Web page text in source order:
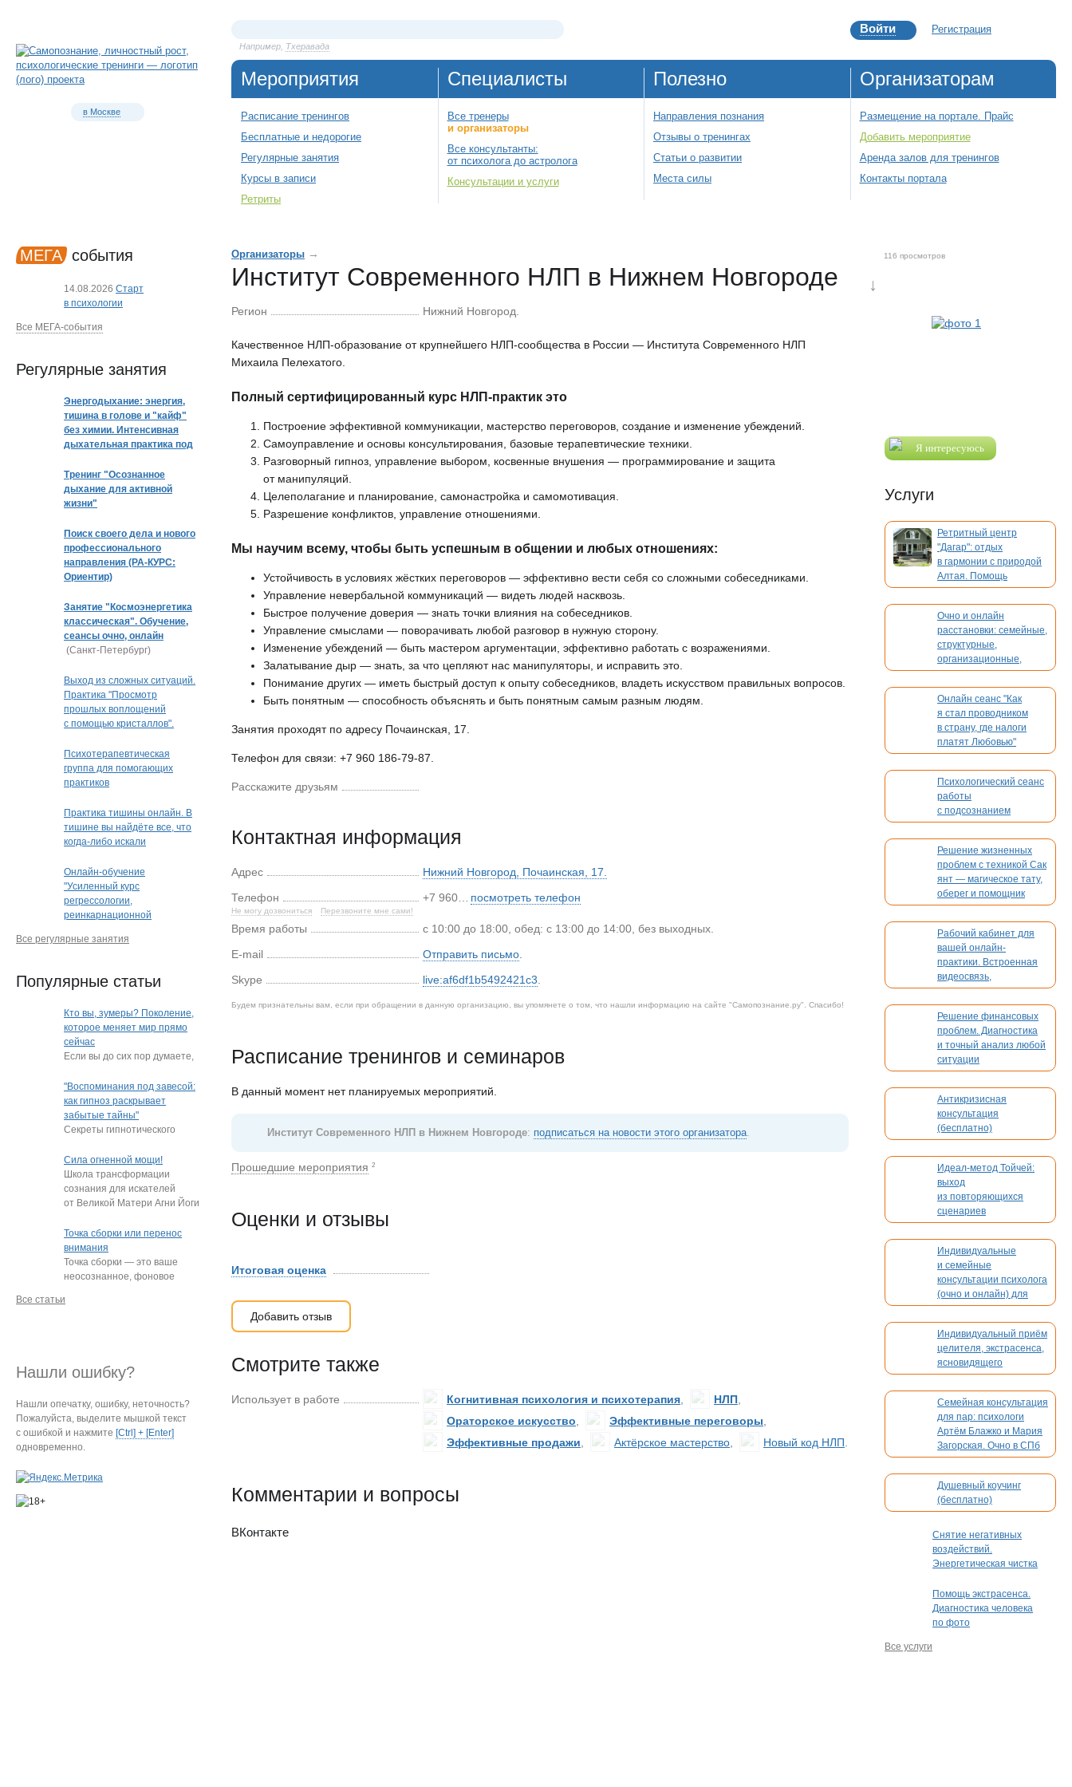
в Москве
Например, Тхеравада
Войти Регистрация
Мероприятия
Расписание тренингов
Бесплатные и недорогие
Регулярные занятия
Курсы в записи
Ретриты
Специалисты
Все тренеры
и организаторы
Все консультанты:
от психолога до астролога
Консультации и услуги
Полезно
Направления познания
Отзывы о тренингах
Статьи о развитии
Места силы
Организаторам
Размещение на портале. Прайс
Добавить мероприятие
Аренда залов для тренингов
Контакты портала
↓
Я интересуюсь
Услуги
Ретритный центр
"Дагар": отдых
в гармонии с природой
Алтая. Помощь
в организации вашего
мероприятия
Очно и онлайн
расстановки: семейные,
структурные,
организационные,
духовные, кармические
Онлайн сеанс "Как
я стал проводником
в страну, где налоги
платят Любовью"
Психологический сеанс
работы
с подсознанием
Решение жизненных
проблем с техникой Сак
янт — магическое тату,
оберег и помощник
Рабочий кабинет для
вашей онлайн-
практики. Встроенная
видеосвязь,
бронирование,
платежи. Без
конкуренции
Решение финансовых
проблем. Диагностика
и точный анализ любой
ситуации
Антикризисная
консультация
(бесплатно)
Идеал-метод Тойчей:
выход
из повторяющихся
сценариев
Индивидуальные
и семейные
консультации психолога
(очно и онлайн) для
взрослых и детей
Индивидуальный приём
целителя, экстрасенса,
ясновидящего
Семейная консультация
для пар: психологи
Артём Блажко и Мария
Загорская. Очно в СПб
и онлайн
Душевный коучинг
(бесплатно)
Снятие негативных
воздействий.
Энергетическая чистка
Помощь экстрасенса.
Диагностика человека
по фото
Все услуги
Организаторы →
Институт Современного НЛП в Нижнем Новгороде
116 просмотров
Регион Нижний Новгород.
Качественное НЛП-образование от крупнейшего НЛП-сообщества в России — Института Современного НЛП
Михаила Пелехатого.
Полный сертифицированный курс НЛП-практик это
Построение эффективной коммуникации, мастерство переговоров, создание и изменение убеждений.
Самоуправление и основы консультирования, базовые терапевтические техники.
Разговорный гипноз, управление выбором, косвенные внушения — программирование и защита
от манипуляций.
Целеполагание и планирование, самонастройка и самомотивация.
Разрешение конфликтов, управление отношениями.
Мы научим всему, чтобы быть успешным в общении и любых отношениях:
Устойчивость в условиях жёстких переговоров — эффективно вести себя со сложными собеседниками.
Управление невербальной коммуникаций — видеть людей насквозь.
Быстрое получение доверия — знать точки влияния на собеседников.
Управление смыслами — поворачивать любой разговор в нужную сторону.
Изменение убеждений — быть мастером аргументации, эффективно работать с возражениями.
Залатывание дыр — знать, за что цепляют нас манипуляторы, и исправить это.
Понимание других — иметь быстрый доступ к опыту собеседников, владеть искусством правильных вопросов.
Быть понятным — способность объяснять и быть понятным самым разным людям.
Занятия проходят по адресу Почаинская, 17.
Телефон для связи: +7 960 186-79-87.
Расскажите друзьям
Контактная информация
Адрес Нижний Новгород, Почаинская, 17.
Телефон
Не могу дозвониться Перезвоните мне сами!
+7 960… посмотреть телефон
Время работы
с 10:00 до 18:00, обед: с 13:00 до 14:00, без выходных.
E-mail
Отправить письмо.
Skype
live:af6df1b5492421c3.
Будем признательны вам, если при обращении в данную организацию, вы упомянете о том, что нашли информацию на сайте "Самопознание.ру". Спасибо!
Расписание тренингов и семинаров
В данный момент нет планируемых мероприятий.
Институт Современного НЛП в Нижнем Новгороде: подписаться на новости этого организатора.
Прошедшие мероприятия 2
Оценки и отзывы
Итоговая оценка
Добавить отзыв
Смотрите также
Использует в работе Когнитивная психология и психотерапия, НЛП,
Ораторское искусство, Эффективные переговоры,
Эффективные продажи, Актёрское мастерство, Новый код НЛП.
Комментарии и вопросы
ВКонтакте
МЕГА события
14.08.2026 Старт
в психологии
Все МЕГА-события
Регулярные занятия
Энергодыхание: энергия,
тишина в голове и "кайф"
без химии. Интенсивная
дыхательная практика под
Тренинг "Осознанное
дыхание для активной
жизни"
Поиск своего дела и нового
профессионального
направления (РА-КУРС:
Ориентир)
Занятие "Космоэнергетика
классическая". Обучение,
сеансы очно, онлайн
(Санкт-Петербург)
Выход из сложных ситуаций.
Практика "Просмотр
прошлых воплощений
с помощью кристаллов".
(очно или дистанционно)
(Краснодар)
Психотерапевтическая
группа для помогающих
практиков
Практика тишины онлайн. В
тишине вы найдёте все, что
когда-либо искали
Онлайн-обучение
"Усиленный курс
регрессологии,
реинкарнационной
Все регулярные занятия
Популярные статьи
Кто вы, зумеры? Поколение,
которое меняет мир прямо
сейчас
Если вы до сих пор думаете,
"подростки, которые
постоянно …
"Воспоминания под завесой:
как гипноз раскрывает
забытые тайны"
Секреты гипнотического
Нередко под гипнозом люди
извлекают из глубин…
Сила огненной мощи!
Школа трансформации
сознания для искателей
от Великой Матери Агни Йоги
Точка сборки или перенос
внимания
Точка сборки — это ваше
неосознанное, фоновое
на определённый
Все статьи
Нашли ошибку?
Нашли опечатку, ошибку, неточность?
Пожалуйста, выделите мышкой текст
с ошибкой и нажмите [Ctrl] + [Enter]
одновременно.